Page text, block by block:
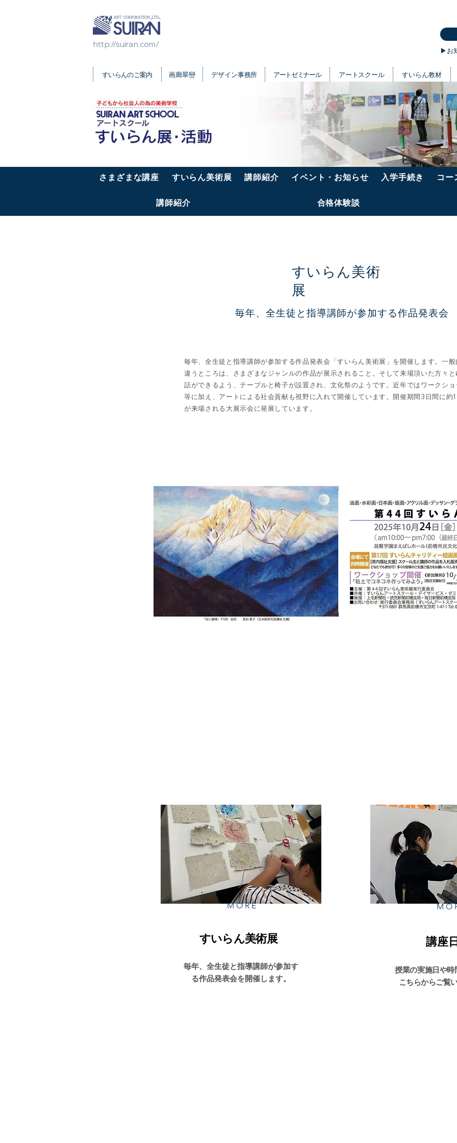
http://suiran.com/
▶︎お
​すいらんのご案内 画廊翠巒 デザイン事務所 アートゼミナール アートスクール すいらん教材
さまざまな講座 すいらん美術展 講師紹介 イベント・お知らせ 入学手続き コー
講師紹介 合格体験談
すいらん美術
展
毎年、全生徒と指導講師が参加する作品発表会
毎年、全生徒と指導講師が参加する作品発表会「すいらん美術展」を開催します。一
違うところは、さまざまなジャンルの作品が展示されること。そして来場頂いた方々
話ができるよう、テーブルと椅子が設置され、文化祭のようです。近年ではワークシ
等に加え、アートによる社会貢献も視野に入れて開催しています。開催期間3日間に約
が来場される大展示会に発展しています。
MORE
すいらん美術展
毎年、全生徒と指導講師が参加す
る作品発表会を開催します。
講座
授業の実施日や
こちらからご覧